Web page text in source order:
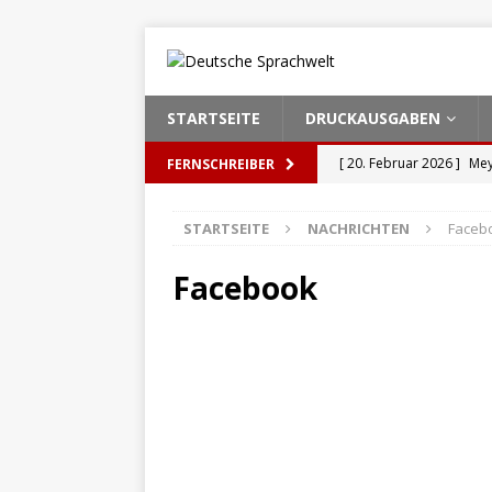
STARTSEITE DRUCKAUSGABEN
FERNSCHREIBER [ 20. Februar 2026 ]
[ 25. März 2025 ]
STARTSEITE NACHRICHTEN
Facebook